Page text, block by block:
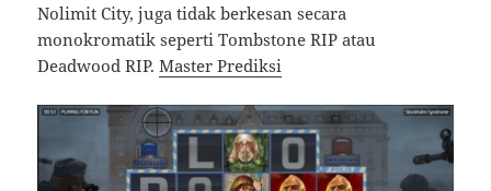
Nolimit City, juga tidak berkesan secara
monokromatik seperti Tombstone RIP atau
Deadwood RIP.Master Prediksi